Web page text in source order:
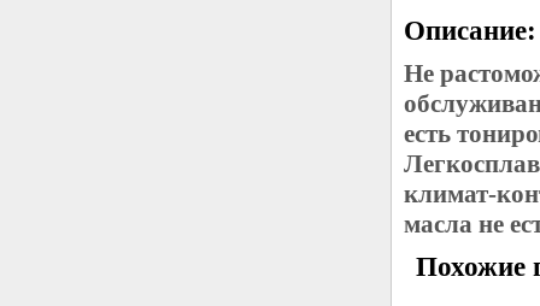
Описание:
Не
есть
климат-
масла не
Похожие